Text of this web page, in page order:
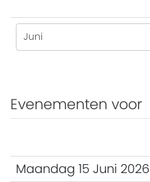
Evenementen voor
Maandag 15 Juni 2026